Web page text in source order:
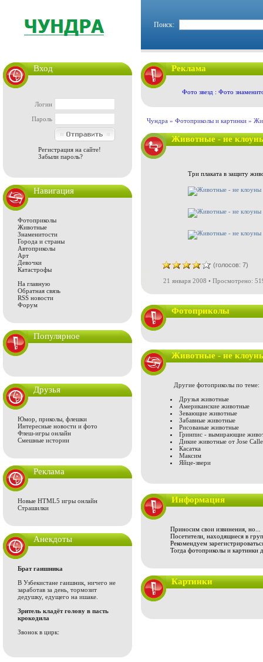
Поиск:
Вход
Логин
Пароль
Регистрация на сайте!
Забыли пароль?
Навигация
Фотоприколы
Животные
Знаменитости
Города и страны
Автоприколы
Арт
Девочки
Катастрофы
На главную
Обратная связь
RSS новости
Форум
Популярное
Друзья
Юмор, приколы, флешки
Интересные новости и фото
Флеш-игры онлайн
Смешные истории
Реклама
Новые HTML5 игры онлайн
Страшилки
Анекдоты
Брат гаишника
В Узбекистане гаишник, ничего не
заработав за день, тормозит
дедушку, едущего на ишаке.
Зритель кладёт голову в пасть
крокодила
Звонок в цирк:
Реклама
Фото звезд : Фото
Чундра » Фотоприколы и картинки »
Животные - не
Три плаката в защиту
(голосов: 7)
21 января 2008 • Просмотрено:
Фотоприколы
Животные - не
Другие фотоприколы по теме:
Друзья животные
Американские животные
Зевающие животные
Забавные животные
Рисованые животные
Гринпис - вымирающие
Дикие животные от Jose
Касатка
Максим
Яйце-звери
Информация
Приносим свои извинения, но...
Посетители, находящиеся в
Рекомендуем
Тогда фотоприколы и картинки
Картинки